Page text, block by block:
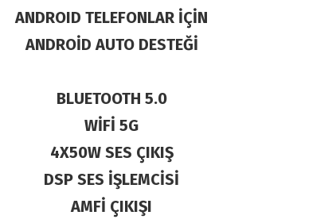
ANDROID TELEFONLAR İÇİN
ANDROİD AUTO DESTEĞİ
BLUETOOTH 5.0
WİFİ 5G
4X50W SES ÇIKIŞ
DSP SES İŞLEMCİSİ
AMFİ ÇIKIŞI